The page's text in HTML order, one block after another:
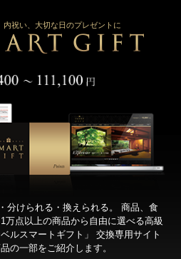
内祝い、大切な日のプレゼントに
分けられる・換えられる。 商品、食
万点以上の商品から自由に選べる高級
ルスマートギフト」 交換専用サイト
の一部をご紹介します。